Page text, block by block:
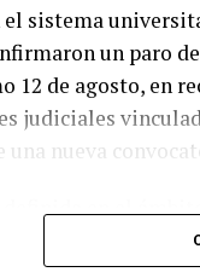
eligieron
participar antes
estuvo a cargo
aun frente a las
a mantener una
sistema
un paro
12 de agosto, en
judiciales
una nueva
definida en el
del Consejo